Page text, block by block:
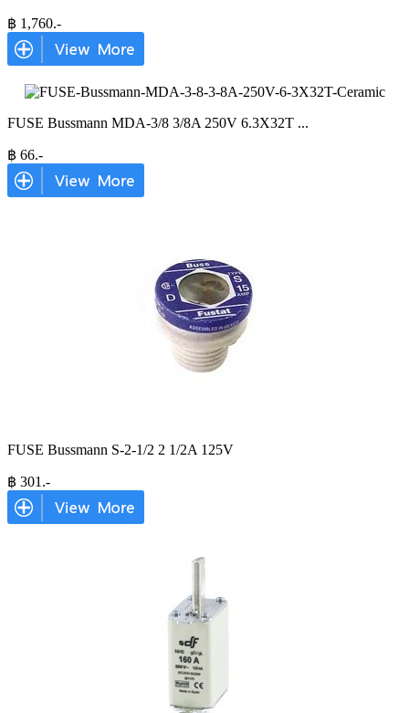
฿ 1,760.-
FUSE Bussmann MDA-3/8 3/8A 250V 6.3X32T ...
฿ 66.-
FUSE Bussmann S-2-1/2 2 1/2A 125V
฿ 301 .-